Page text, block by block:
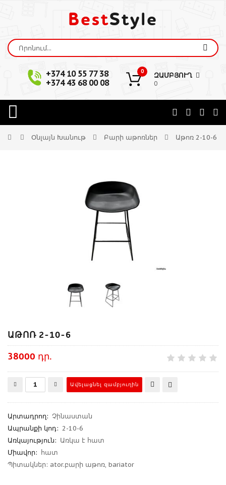
BestStyle
+374 10 55 77 38
+374 43 68 00 08
0 ԶԱՄԲՅՈՒՂ
0
Օնլայն Խանութ Բարի աթոռներ Աթոռ 2-10-6
ԱԹՈՌ 2-10-6
38000 դր.
Արտադրող: Չինաստան
Ապրանքի կոդ: 2-10-6
Առկայություն: Առկա է հատ
Միավոր: հատ
Պիտակներ: ator.բարի աթոռ, bariator